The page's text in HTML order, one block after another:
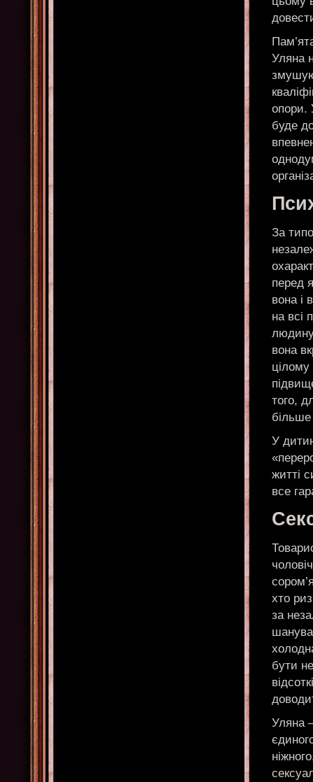
Уляна
опори.
буде
За
перед
вона і
на всі
людину
вона
цілому
того,
більше
У
житті
все
хто
за
бути
Уляна